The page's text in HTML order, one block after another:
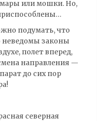
или мошки. Но,
подумать, что
неведомы законы
полет вперед,
направления —
до сих пор
северная